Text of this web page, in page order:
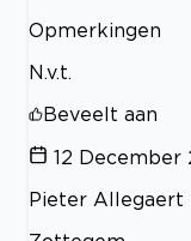
Opmerkingen
N.v.t.
Beveelt aan
12 December
Pieter Allegaert